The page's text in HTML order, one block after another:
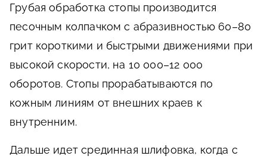
Грубая обработка стопы производится
песочным колпачком с абразивностью 60–80
грит короткими и быстрыми движениями при
высокой скорости, на 10 000–12 000
оборотов. Стопы прорабатываются по
кожным линиям от внешних краев к
внутренним.
Дальше идет срединная шлифовка, когда с